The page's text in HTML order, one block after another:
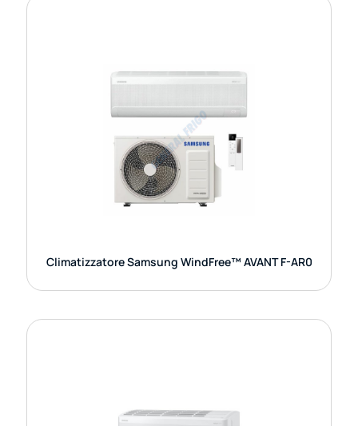
Climatizzatore Samsung WindFree™ AVANT F-AR0
CLIMATIZZATORE SAMSUNG
Il climatizzatore Samsung WindFree Avant F-AR0
rappresenta una soluzione evoluta per chi cerca
comfort, silenziosità e controllo intelligente del
clima domestico. La
CLIMATIZZATORI PENTA SAMSUNG